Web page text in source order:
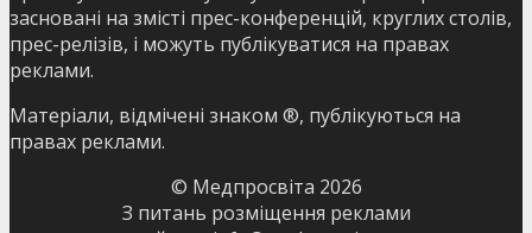
засновані на змісті прес-конференцій, круглих столів,
прес-релізів, і можуть публікуватися на правах
реклами.
Матеріали, відмічені знаком ®, публікуються на
правах реклами.
© Медпросвіта 2026
З питань розміщення реклами